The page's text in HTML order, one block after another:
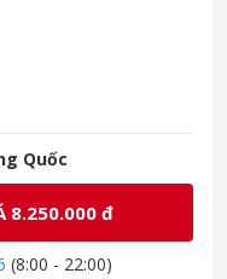
Quốc
8.250.000 đ
(8:00 - 22:00)